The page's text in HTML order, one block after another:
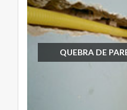
QUEBRA DE